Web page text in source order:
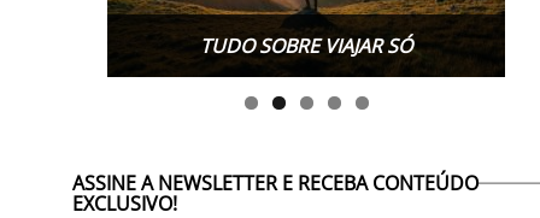
TUDO SOBRE VIAJAR SÓ
ASSINE A NEWSLETTER E RECEBA CONTEÚDO
EXCLUSIVO!